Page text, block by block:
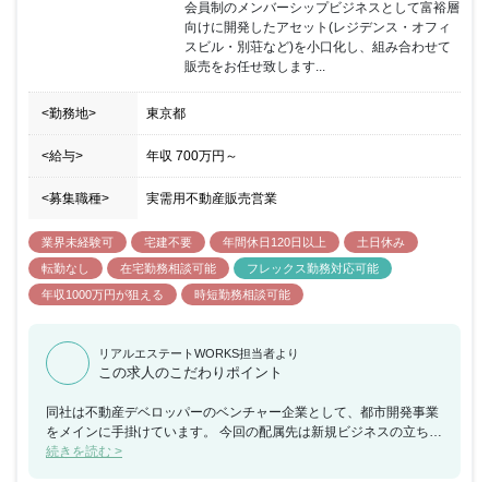
会員制のメンバーシップビジネスとして富裕層
向けに開発したアセット(レジデンス・オフィ
スビル・別荘など)を小口化し、組み合わせて
販売をお任せ致します...
<勤務地> 東京都
<給与> 年収 700万円 ～
<募集職種> 実需用不動産販売営業
業界未経験可 宅建不要 年間休日120日以上
土日休み
転勤なし
在宅勤務相談可能
フレックス勤務対応可能
年収1000万円が狙える
時短勤務相談可能
リアルエステートWORKS担当者より
この求人のこだわりポイント
同社は不動産デベロッパーのベンチャー企業として、都市開発事業
をメインに手掛けています。 今回の配属先は新規ビジネスの立ち上
げとなっており、新規事業の中核的なメンバーとして立ち上げ～販
続きを読む >